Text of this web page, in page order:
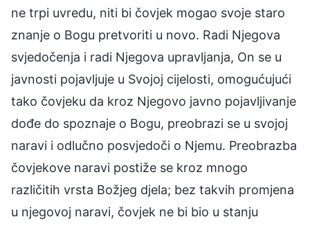
ne trpi uvredu, niti bi čovjek mogao svoje staro
znanje o Bogu pretvoriti u novo. Radi Njegova
svjedočenja i radi Njegova upravljanja, On se u
javnosti pojavljuje u Svojoj cijelosti, omogućujući
tako čovjeku da kroz Njegovo javno pojavljivanje
dođe do spoznaje o Bogu, preobrazi se u svojoj
naravi i odlučno posvjedoči o Njemu. Preobrazba
čovjekove naravi postiže se kroz mnogo
različitih vrsta Božjeg djela; bez takvih promjena
u njegovoj naravi, čovjek ne bi bio u stanju